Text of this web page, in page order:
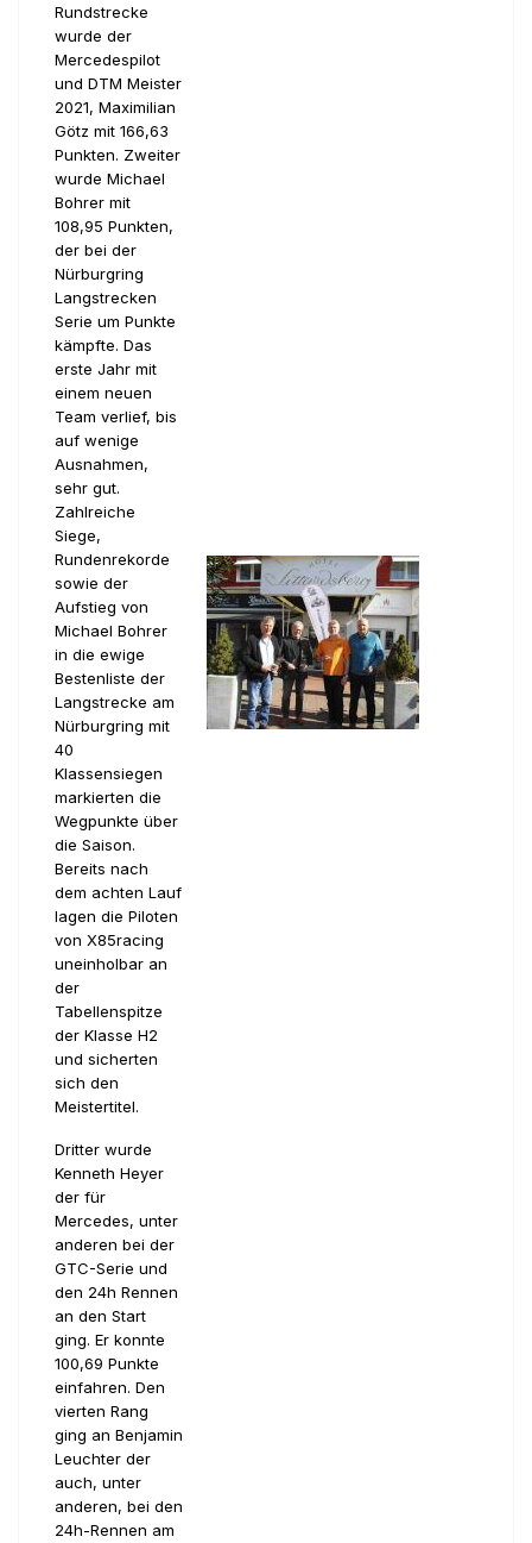
Rundstrecke
wurde der
Mercedespilot
und DTM Meister
2021, Maximilian
Götz mit 166,63
Punkten. Zweiter
wurde Michael
Bohrer mit
108,95 Punkten,
der bei der
Nürburgring
Langstrecken
Serie um Punkte
kämpfte. Das
erste Jahr mit
einem neuen
Team verlief, bis
auf wenige
Ausnahmen,
sehr gut.
Zahlreiche
Siege,
Rundenrekorde
sowie der
Aufstieg von
Michael Bohrer
in die ewige
Bestenliste der
Langstrecke am
Nürburgring mit
40
Klassensiegen
markierten die
Wegpunkte über
die Saison.
Bereits nach
dem achten Lauf
lagen die Piloten
von X85racing
uneinholbar an
der
Tabellenspitze
der Klasse H2
und sicherten
sich den
Meistertitel.
Dritter wurde
Kenneth Heyer
der für
Mercedes, unter
anderen bei der
GTC-Serie und
den 24h Rennen
an den Start
ging. Er konnte
100,69 Punkte
einfahren. Den
vierten Rang
ging an Benjamin
Leuchter der
auch, unter
anderen, bei den
24h-Rennen am